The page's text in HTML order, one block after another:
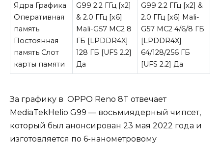
Ядра Графика
Оперативная
память
Постоянная
память Слот
карты памяти
G99 2.2 ГГц [x2]
& 2.0 ГГц [x6]
Mali-G57 MC2 8
ГБ [LPDDR4X]
128 ГБ [UFS 2.2]
Да
G99 2.2 ГГц [x2] &
2.0 ГГц [x6] Mali-
G57 MC2 4/6/8 ГБ
[LPDDR4X]
64/128/256 ГБ
[UFS 2.2] Да
За графику в OPPO Reno 8T отвечает
MediaTekHelio G99 — восьмиядерный чипсет,
который был анонсирован 23 мая 2022 года и
изготовляется по 6-нанометровому